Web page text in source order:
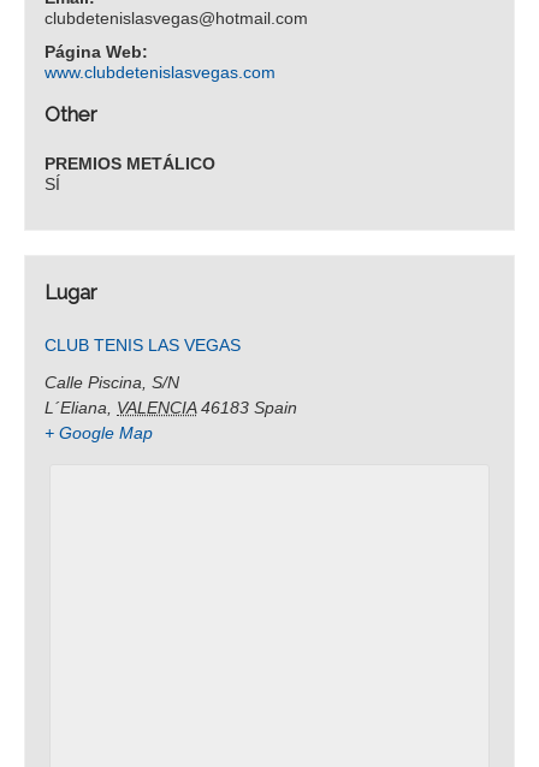
clubdetenislasvegas@hotmail.com
Página Web:
www.clubdetenislasvegas.com
Other
PREMIOS METÁLICO
SÍ
Lugar
CLUB TENIS LAS VEGAS
Calle Piscina, S/N
L´Eliana
VALENCIA 46183 Spain
+ Google Map